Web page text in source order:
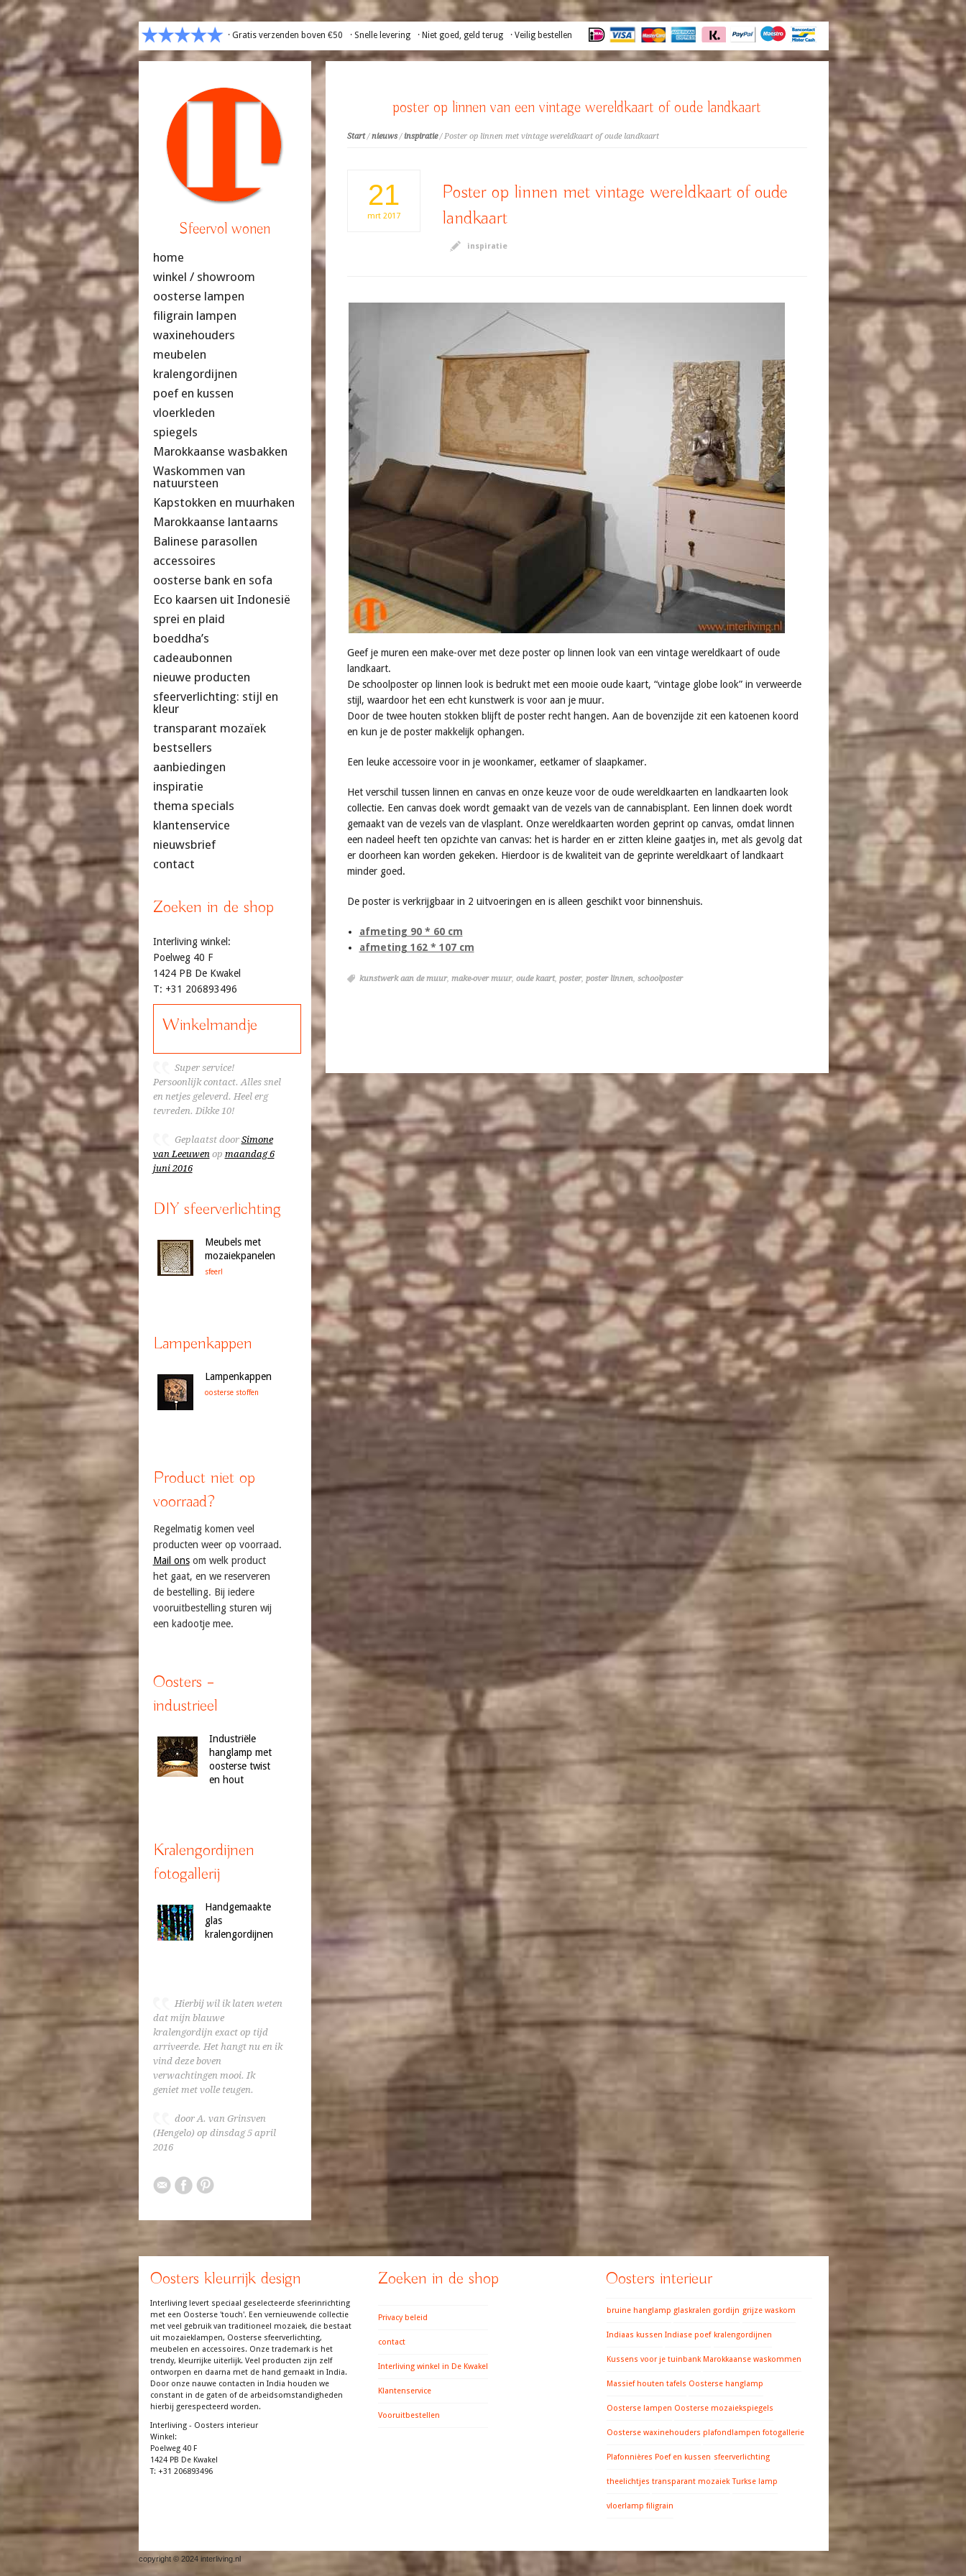
· Gratis verzenden boven €50 · Snelle levering · Niet goed, geld terug · Veilig bestellen
poster op linnen van een vintage wereldkaart of oude landkaart
Start/nieuws/inspiratie/ Poster op linnen met vintage wereldkaart of oude landkaart
21
mrt 2017
Poster op linnen met vintage wereldkaart of oude
landkaart
inspiratie
Geef je muren een make-over met deze poster op linnen look van een vintage wereldkaart of oude
landkaart.
De schoolposter op linnen look is bedrukt met een mooie oude kaart, “vintage globe look” in verweerde
stijl, waardoor het een echt kunstwerk is voor aan je muur.
Door de twee houten stokken blijft de poster recht hangen. Aan de bovenzijde zit een katoenen koord
en kun je de poster makkelijk ophangen.
Een leuke accessoire voor in je woonkamer, eetkamer of slaapkamer.
Het verschil tussen linnen en canvas en onze keuze voor de oude wereldkaarten en landkaarten look
collectie. Een canvas doek wordt gemaakt van de vezels van de cannabisplant. Een linnen doek wordt
gemaakt van de vezels van de vlasplant. Onze wereldkaarten worden geprint op canvas, omdat linnen
een nadeel heeft ten opzichte van canvas: het is harder en er zitten kleine gaatjes in, met als gevolg dat
er doorheen kan worden gekeken. Hierdoor is de kwaliteit van de geprinte wereldkaart of landkaart
minder goed.
De poster is verkrijgbaar in 2 uitvoeringen en is alleen geschikt voor binnenshuis.
afmeting 90 * 60 cm
afmeting 162 * 107 cm
kunstwerk aan de muur, make-over muur, oude kaart, poster, poster linnen, schoolposter
Sfeervol wonen
home
winkel / showroom
oosterse lampen
filigrain lampen
waxinehouders
meubelen
kralengordijnen
poef en kussen
vloerkleden
spiegels
Marokkaanse wasbakken
Waskommen van
natuursteen
Kapstokken en muurhaken
Marokkaanse lantaarns
Balinese parasollen
accessoires
oosterse bank en sofa
Eco kaarsen uit Indonesië
sprei en plaid
boeddha’s
cadeaubonnen
nieuwe producten
sfeerverlichting: stijl en
kleur
transparant mozaïek
bestsellers
aanbiedingen
inspiratie
thema specials
klantenservice
nieuwsbrief
contact
Zoeken in de shop
Interliving winkel:
Poelweg 40 F
1424 PB De Kwakel
T: +31 206893496
Winkelmandje
Super service!
Persoonlijk contact. Alles snel
en netjes geleverd. Heel erg
tevreden. Dikke 10!
Geplaatst door Simone
van Leeuwenop maandag 6
juni 2016
DIY sfeerverlichting
Meubels met
mozaiekpanelen
sfeer!
Lampenkappen
Lampenkappen
oosterse stoffen
Product niet op
voorraad?
Regelmatig komen veel
producten weer op voorraad.
Mail onsom welk product
het gaat, en we reserveren
de bestelling. Bij iedere
vooruitbestelling sturen wij
een kadootje mee.
Oosters –
industrieel
Industriële
hanglamp met
oosterse twist
en hout
Kralengordijnen
fotogallerij
Handgemaakte
glas
kralengordijnen
Hierbij wil ik laten weten
dat mijn blauwe
kralengordijn exact op tijd
arriveerde. Het hangt nu en ik
vind deze boven
verwachtingen mooi. Ik
geniet met volle teugen.
door A. van Grinsven
(Hengelo) op dinsdag 5 april
2016
Oosters kleurrijk design
Interliving levert speciaal geselecteerde sfeerinrichting
met een Oosterse 'touch'. Een vernieuwende collectie
met veel gebruik van traditioneel mozaiek, die bestaat
uit mozaieklampen, Oosterse sfeerverlichting,
meubelen en accessoires. Onze trademark is het
trendy, kleurrijke uiterlijk. Veel producten zijn zelf
ontworpen en daarna met de hand gemaakt in India.
Door onze nauwe contacten in India houden we
constant in de gaten of de arbeidsomstandigheden
hierbij gerespecteerd worden.
Interliving - Oosters interieur
Winkel:
Poelweg 40 F
1424 PB De Kwakel
T: +31 206893496
Zoeken in de shop
Privacy beleid
contact
Interliving winkel in De Kwakel
Klantenservice
Vooruitbestellen
Oosters interieur
bruine hanglamp glaskralen gordijn grijze waskom
Indiaas kussen Indiase poef kralengordijnen
Kussens voor je tuinbank Marokkaanse waskommen
Massief houten tafels Oosterse hanglamp
Oosterse lampen Oosterse mozaiekspiegels
Oosterse waxinehouders plafondlampen fotogallerie
Plafonnières Poef en kussen sfeerverlichting
theelichtjes transparant mozaiek Turkse lamp
vloerlamp filigrain
copyright © 2024 interliving.nl